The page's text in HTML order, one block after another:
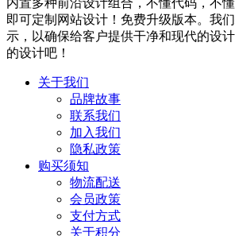
即可定制网站设计！免费升级版本。我
示，以确保给客户提供干净和现代的设
的设计吧！
关于我们
品牌故事
联系我们
加入我们
隐私政策
购买须知
物流配送
会员政策
支付方式
关于积分